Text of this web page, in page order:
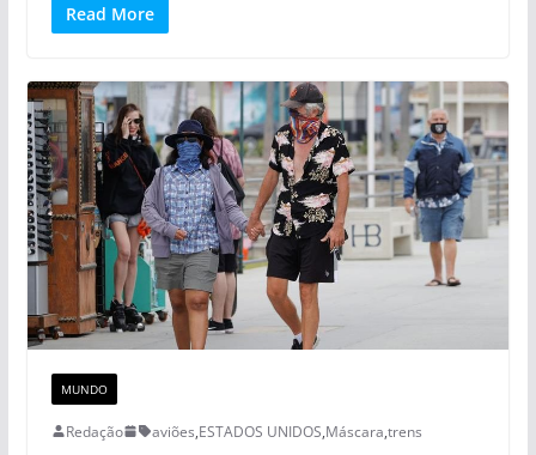
Read More
MUNDO
Redação aviões,ESTADOS UNIDOS,Máscara,trens